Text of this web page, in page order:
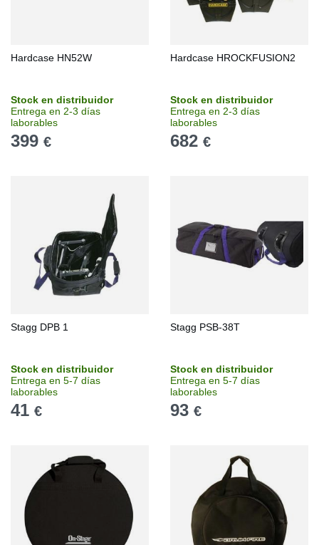
Hardcase HN52W
Stock en distribuidor
Entrega en 2-3 días
laborables
399 €
Hardcase HROCKFUSION2
Stock en distribuidor
Entrega en 2-3 días
laborables
682 €
Stagg DPB 1
Stock en distribuidor
Entrega en 5-7 días
laborables
41 €
Stagg PSB-38T
Stock en distribuidor
Entrega en 5-7 días
laborables
93 €